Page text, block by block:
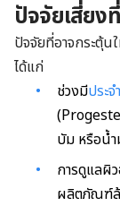
ปัจจัยเสี่ยง
ปัจจัยที่อาจกระตุ้น
ได้แก่
ช่วงมีประจ
บัม หรือน้
การดูแลผิ
ผลิตภัณฑ์ล้